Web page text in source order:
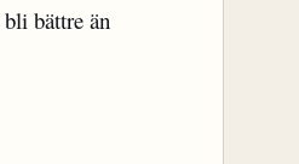
bättre än